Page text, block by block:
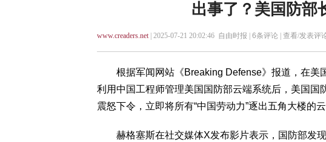
出事了？美国防
www.creaders.net| 2025-07-21 20:02:46 自由时报 | 6条评论 | 查看/发表评
根据军闻网站《Breaking Defense》报道，在美国
利用中国工程师管理美国国防部云端系统后，美国国
震怒下令，立即将所有“中国劳动力”逐出五角大楼的
赫格塞斯在社交媒体X发布影片表示，国防部发现